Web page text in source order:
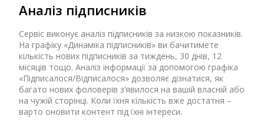
Аналіз підписників
Сервіс виконує аналіз підписників за низкою показників.
На графіку «Динаміка підписників» ви бачитимете
кількість нових підписників за тиждень, 30 днів, 12
місяців тощо. Аналіз інформації за допомогою графіка
«Підписалося/Відписалося» дозволяє дізнатися, як
багато нових фоловерів з’явилося на вашій власній або
на чужій сторінці. Коли їхня кількість вже достатня –
варто оновити контент під їхні інтереси.